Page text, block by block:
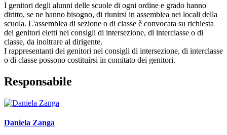
I genitori degli alunni delle scuole di ogni ordine e grado hanno
diritto, se ne hanno bisogno, di riunirsi in assemblea nei locali della
scuola. L'assemblea di sezione o di classe è convocata su richiesta
dei genitori eletti nei consigli di intersezione, di interclasse o di
classe, da inoltrare al dirigente.
I rappresentanti dei genitori nei consigli di intersezione, di interclasse
o di classe possono costituirsi in comitato dei genitori.
Responsabile
Daniela Zanga